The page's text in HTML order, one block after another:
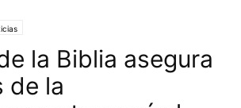
la Biblia asegura
de la